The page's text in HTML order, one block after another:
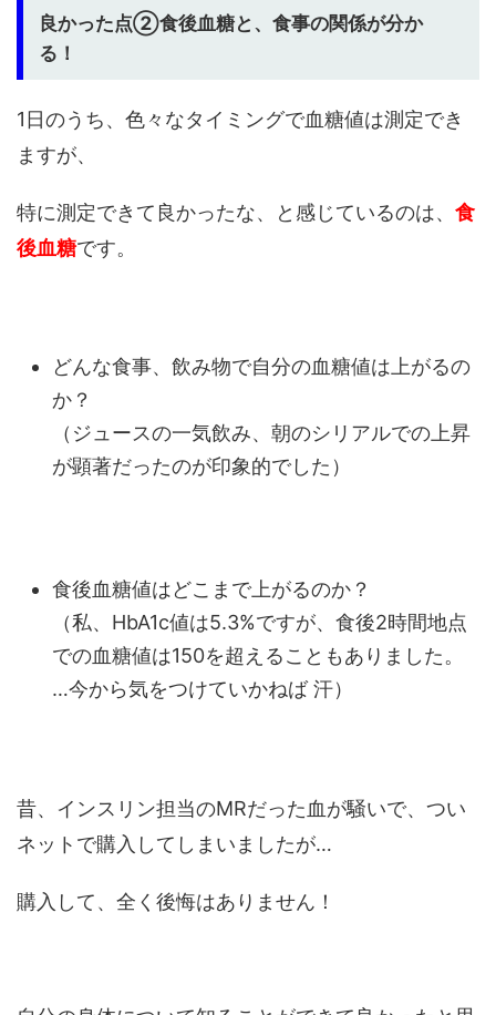
良かった点②食後血糖と、食事の関係が分か
る！
1日のうち、色々なタイミングで血糖値は測定でき
ますが、
特に測定できて良かったな、と感じているのは、 食
後血糖です。
どんな食事、飲み物で自分の血糖値は上がるの
か？
（ジュースの一気飲み、朝のシリアルでの上昇
が顕著だったのが印象的でした）
食後血糖値はどこまで上がるのか？
（私、HbA1c値は5.3%ですが、食後2時間地点
での血糖値は150を超えることもありました。
…今から気をつけていかねば 汗）
昔、インスリン担当のMRだった血が騒いで、つい
ネットで購入してしまいましたが…
購入して、全く後悔はありません！